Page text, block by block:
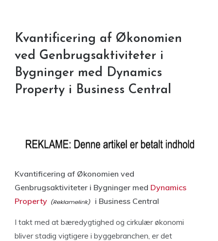
Kvantificering af Økonomien
ved Genbrugsaktiviteter i
Bygninger med Dynamics
Property i Business Central
Kvantificering af Økonomien ved
Genbrugsaktiviteter i Bygninger med Dynamics
Property
i Business Central
I takt med at bæredygtighed og cirkulær økonomi
bliver stadig vigtigere i byggebranchen, er det